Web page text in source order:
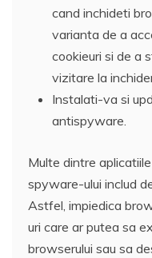
cand inchideti
varianta de a
cookieuri si de a
vizitare la
Instalati-va si
antispyware.
Multe dintre
spyware-ului includ
Astfel, impiedica
uri care ar putea sa
browserului sau sa